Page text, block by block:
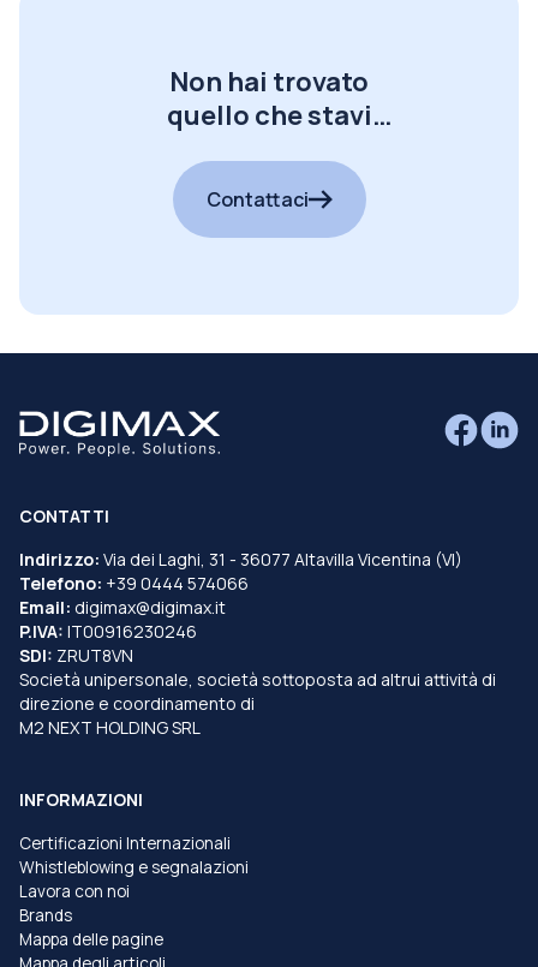
Non hai trovato
quello che stavi
Contattaci
CONTATTI
Indirizzo: Via dei Laghi, 31 - 36077 Altavilla Vicentina (VI)
Telefono: +39 0444 574066
Email: digimax@digimax.it
P.IVA: IT00916230246
SDI: ZRUT8VN
Società unipersonale, società sottoposta ad altrui attività di
direzione e coordinamento di
M2 NEXT HOLDING SRL
INFORMAZIONI
Certificazioni Internazionali
Whistleblowing e segnalazioni
Lavora con noi
Brands
Mappa delle pagine